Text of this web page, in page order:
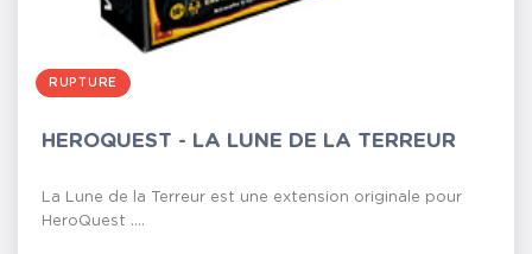
RUPTURE
HEROQUEST - LA LUNE DE LA TERREUR
La Lune de la Terreur est une extension originale pour
HeroQuest ....